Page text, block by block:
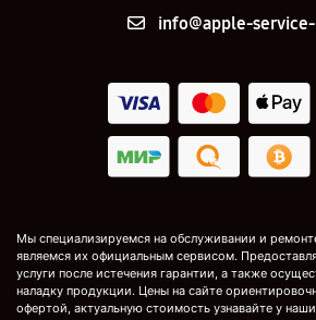
info@apple-
Мы специализируемся на обслуживании и
являемся их официальным сервисом.
услуги после истечения гарантии, а также
наладку продукции. Цены на сайте
офертой, актуальную стоимость узнавайте у